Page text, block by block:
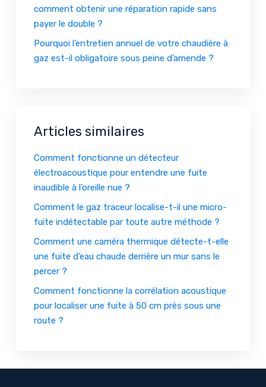
comment obtenir une réparation rapide sans
payer le double ?
Pourquoi l’entretien annuel de votre chaudière à
gaz est-il obligatoire sous peine d’amende ?
Articles similaires
Comment fonctionne un détecteur
électroacoustique pour entendre une fuite
inaudible à l’oreille nue ?
Comment le gaz traceur localise-t-il une micro-
fuite indétectable par toute autre méthode ?
Comment une caméra thermique détecte-t-elle
une fuite d’eau chaude derrière un mur sans le
percer ?
Comment fonctionne la corrélation acoustique
pour localiser une fuite à 50 cm près sous une
route ?